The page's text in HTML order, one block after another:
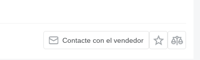
Contacte con el vendedor